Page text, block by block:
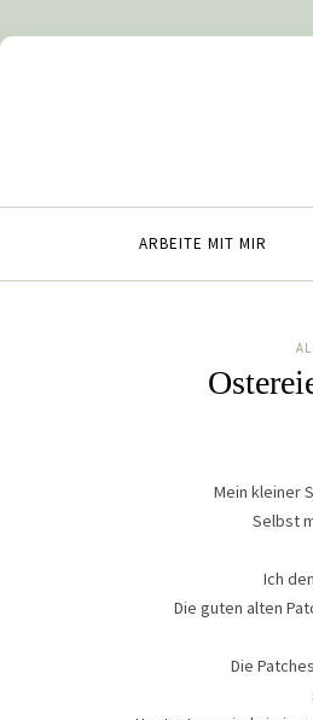
ARBEITE MIT MIR
Mein kleiner
Selbst
Ich
Die guten alten
Die